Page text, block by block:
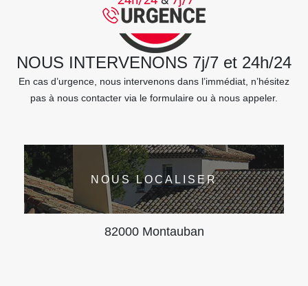
NOUS INTERVENONS 7j/7 et 24h/24
En cas d’urgence, nous intervenons dans l’immédiat, n’hésitez
pas à nous contacter via le formulaire ou à nous appeler.
NOUS LOCALISER
82000 Montauban